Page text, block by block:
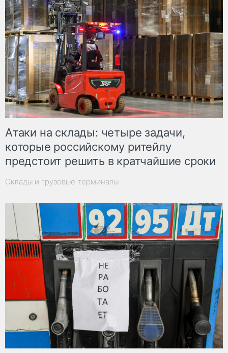
Атаки на склады: четыре задачи,
которые российскому ритейлу
предстоит решить в кратчайшие сроки
Склады и грузовые терминалы